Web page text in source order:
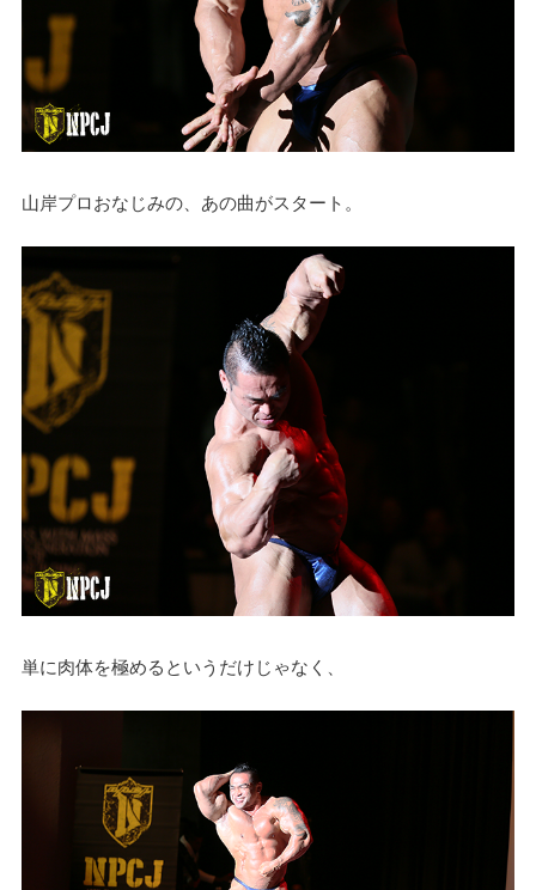
山岸プロおなじみの、あの曲がスタート。
単に肉体を極めるというだけじゃなく、